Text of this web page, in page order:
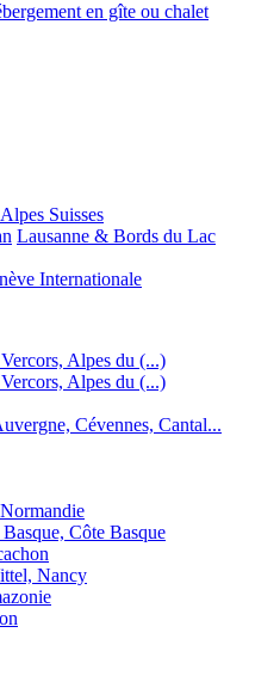
en gîte ou chalet
Suisses
Lausanne & Bords du Lac
Internationale
Alpes du (...)
Alpes du (...)
Cévennes, Cantal...
Basque, Côte Basque
Nancy